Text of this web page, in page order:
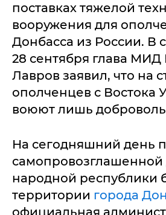
поставках тяжелой
вооружения для
Донбасса из России. В
28 сентября глава
Лавров заявил, что на
ополченцев с Востока
воюют лишь
На сегодняшний день
народной республики
территории города
официальная